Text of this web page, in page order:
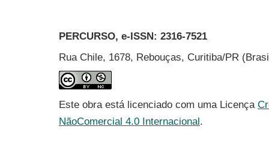
PERCURSO, e-ISSN: 2316-7521
Rua Chile, 1678, Rebouças, Curitiba/PR
Este obra está licenciado com uma Licença
NãoComercial 4.0 Internacional.